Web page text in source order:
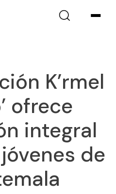
K’rmel
ofrece
integral
de